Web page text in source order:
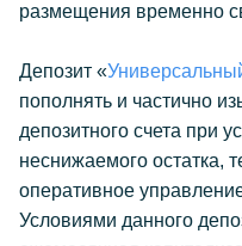
размещения временно
Депозит «
пополнять и частично
депозитного счета при
неснижаемого остатка,
оперативное
Условиями данного